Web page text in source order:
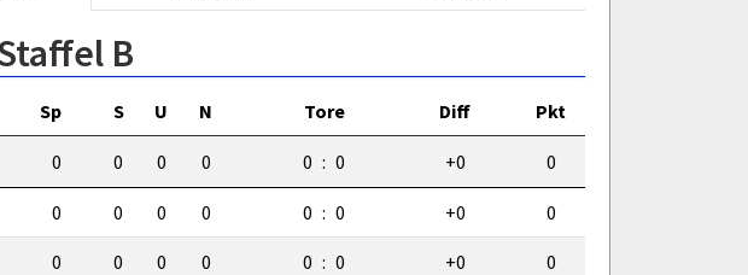
B
Sp S U N Tore Diff Pkt
0 0 0 0 0 : 0 +0 0
0 0 0 0 0 : 0 +0 0
0 0 0 0 0 : 0 +0 0